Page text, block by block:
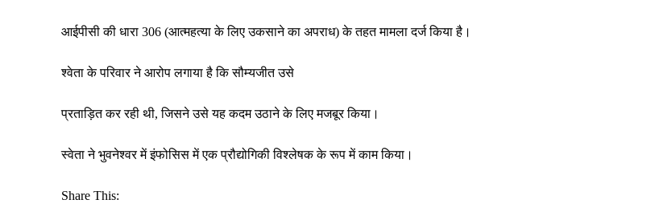
आईपीसी की धारा 306 (आत्महत्या के लिए उकसाने का अपराध) के तहत मामला दर्ज किया है।
श्वेता के परिवार ने आरोप लगाया है कि सौम्यजीत उसे
प्रताड़ित कर रही थी, जिसने उसे यह कदम उठाने के लिए मजबूर किया।
स्वेता ने भुवनेश्वर में इंफोसिस में एक प्रौद्योगिकी विश्लेषक के रूप में काम किया।
Share This: